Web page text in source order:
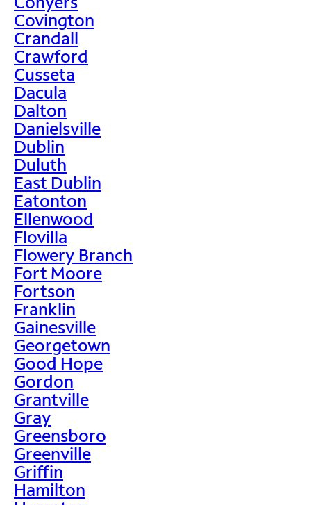
Covington
Crandall
Crawford
Cusseta
Dacula
Dalton
Danielsville
Dublin
Duluth
East Dublin
Eatonton
Ellenwood
Flovilla
Flowery Branch
Fort Moore
Fortson
Franklin
Gainesville
Georgetown
Good Hope
Gordon
Grantville
Gray
Greensboro
Greenville
Griffin
Hamilton